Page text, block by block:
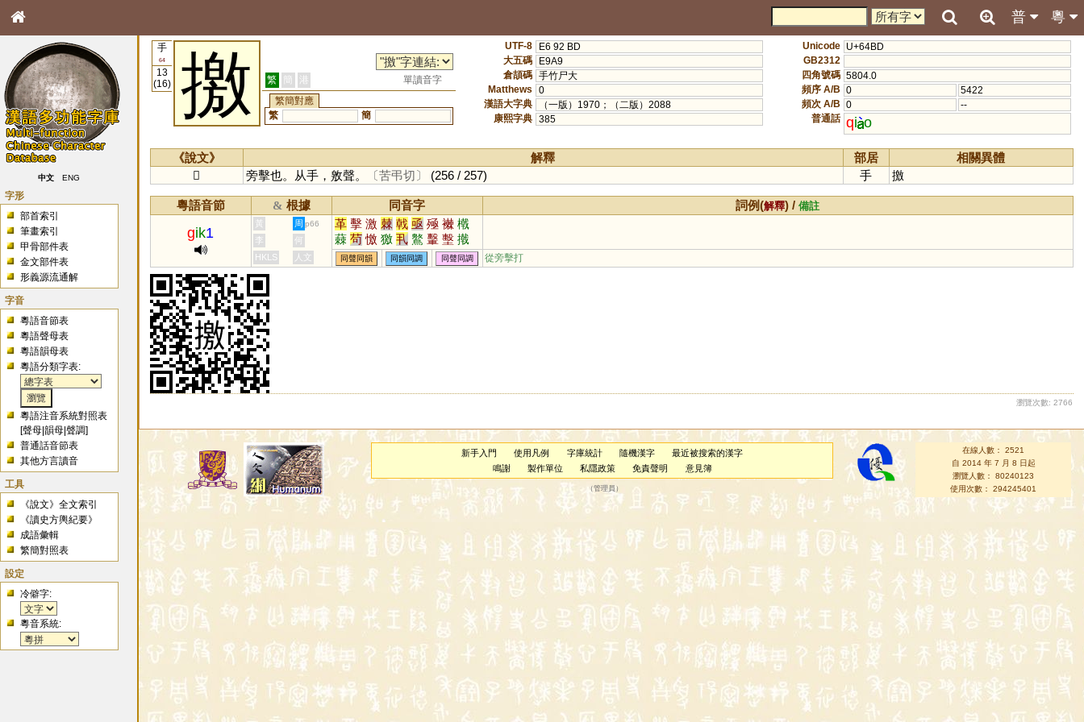
粵
普
中文 ENG
字形
部首索引
筆畫索引
甲骨部件表
金文部件表
形義源流通解
字音
粵語音節表
粵語聲母表
粵語韻母表
粵語分類字表:
粵語注音系統對照表
[聲母 |韻母 |聲調]
普通話音節表
其他方言讀音
工具
《說文》全文索引
《讀史方輿紀要》
成語彙輯
繁簡對照表
設定
冷僻字:
粵音系統:
手
64
13
(16)
撽 繁 簡 港
單讀音字
繁簡對應
繁
簡
UTF-8
E6 92 BD
大五碼
E9A9
倉頡碼 手竹尸大
Matthews
0
漢語大字典
（一版）1970；（二版）2088
康熙字典 385
Unicode U+64BD
GB2312
四角號碼 5804.0
頻序 A/B 0
5422
頻次 A/B 0
--
普通話 qi o
《說文》 解釋 部居
相關異體
𢶡
旁擊也。从手，敫聲。 〔苦弔切〕 (256 / 257) 手 撽
粵語音節 & 根據 同音字 詞例(解釋) /備註
gik1
黃 周 p66 革 擊 激 棘 戟 亟 殛 襋 橶
蕀 茍 憿 獥 丮 鸄 轚 墼 撠
李
何
HKLS
人文 同聲同韻 同韻同調 同聲同調 從旁擊打
瀏覽次數: 2766
新手入門 使用凡例 字庫統計 隨機漢字
最近被搜索的漢字
鳴謝
製作單位 私隱政策 免責聲明 意見簿
（管理員 ）
在線人數： 2521
自 2014 年 7 月 8 日起
瀏覽人數： 80240123
使用次數： 294245401